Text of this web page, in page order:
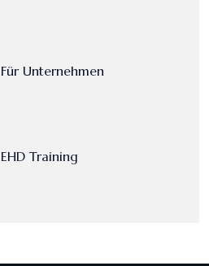
Für Unternehmen
EHD Training